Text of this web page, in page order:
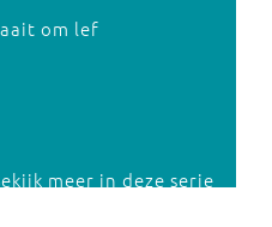
om lef
meer in deze serie